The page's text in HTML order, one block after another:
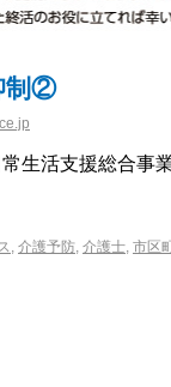
制②
生活支援総合
, 介護予防, 介護士, 市区